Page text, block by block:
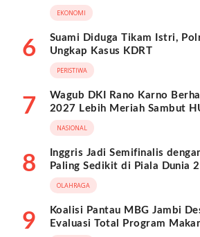
EKONOMI
6
Suami Diduga Tikam Istri,
Ungkap Kasus KDRT
PERISTIWA
7
Wagub DKI Rano Karno
2027 Lebih Meriah Sambut
NASIONAL
8
Inggris Jadi Semifinalis
Paling Sedikit di Piala Dunia
OLAHRAGA
9
Koalisi Pantau MBG Jambi
Evaluasi Total Program